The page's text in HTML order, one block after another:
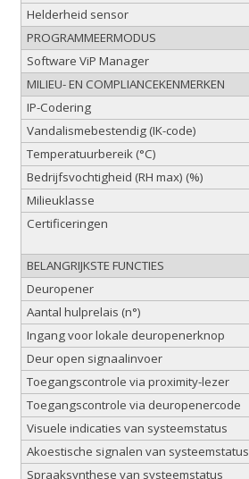
Helderheid sensor
PROGRAMMEERMODUS
Software ViP Manager
MILIEU- EN COMPLIANCEKENMERKEN
IP-Codering
Vandalismebestendig (IK-code)
Temperatuurbereik (°C)
Bedrijfsvochtigheid (RH max) (%)
Milieuklasse
Certificeringen
BELANGRIJKSTE FUNCTIES
Deuropener
Aantal hulprelais (n°)
Ingang voor lokale deuropenerknop
Deur open signaalinvoer
Toegangscontrole via proximity-lezer
Toegangscontrole via deuropenercode
Visuele indicaties van systeemstatus
Akoestische signalen van systeemstatus
Spraaksynthese van systeemstatus